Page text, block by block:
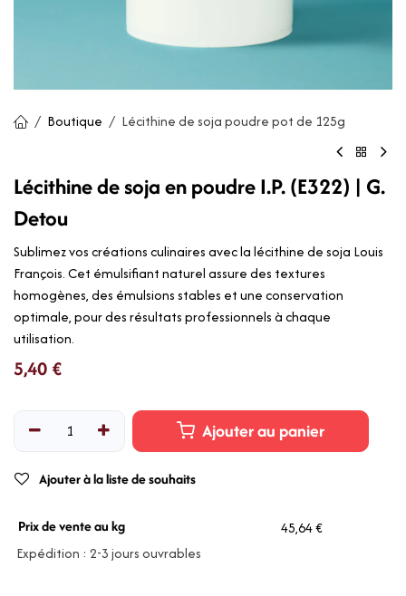
Boutique Lécithine de soja poudre pot de 125g
Lécithine de soja en poudre I.P. (E322) | G.
Detou
Sublimez vos créations culinaires avec la lécithine de soja Louis
François. Cet émulsifiant naturel assure des textures
homogènes, des émulsions stables et une conservation
optimale, pour des résultats professionnels à chaque
utilisation.
5,40 €
Ajouter au panier
Ajouter à la liste de souhaits
Prix de vente au kg
45,64 €
Expédition : 2-3 jours ouvrables